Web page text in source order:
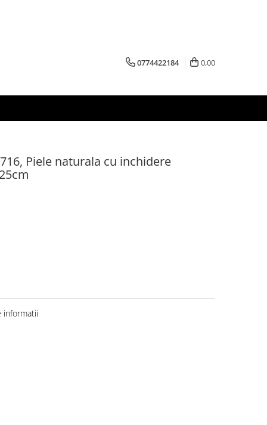
0774422184 0,00
Piele naturala cu inchidere
informatii